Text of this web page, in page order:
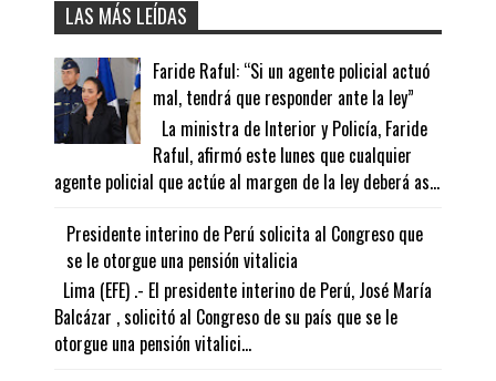
LAS MÁS LEÍDAS
Faride Raful: “Si un agente policial actuó
mal, tendrá que responder ante la ley”
La ministra de Interior y Policía, Faride
Raful, afirmó este lunes que cualquier
agente policial que actúe al margen de la ley deberá as...
Presidente interino de Perú solicita al Congreso que
se le otorgue una pensión vitalicia
Lima (EFE) .- El presidente interino de Perú, José María
Balcázar , solicitó al Congreso de su país que se le
otorgue una pensión vitalici...